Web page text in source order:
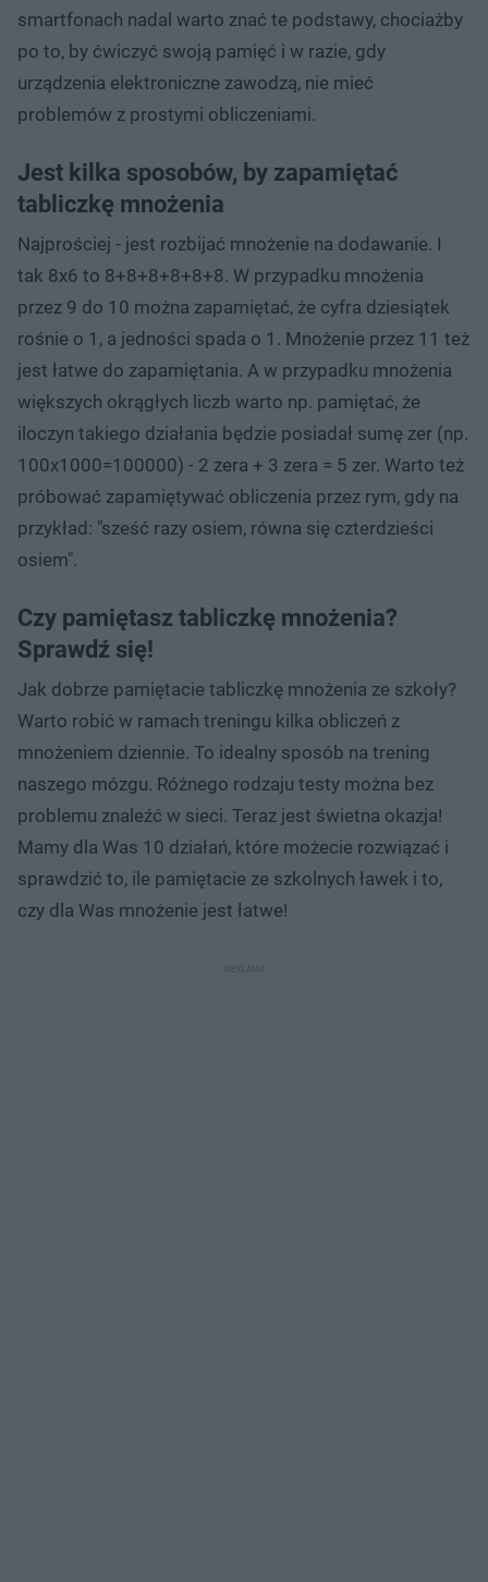
smartfonach nadal warto znać te podstawy, chociażby
po to, by ćwiczyć swoją pamięć i w razie, gdy
urządzenia elektroniczne zawodzą, nie mieć
problemów z prostymi obliczeniami.
Jest kilka sposobów, by zapamiętać
tabliczkę mnożenia
Najprościej - jest rozbijać mnożenie na dodawanie. I
tak 8x6 to 8+8+8+8+8+8. W przypadku mnożenia
przez 9 do 10 można zapamiętać, że cyfra dziesiątek
rośnie o 1, a jedności spada o 1. Mnożenie przez 11 też
jest łatwe do zapamiętania. A w przypadku mnożenia
większych okrągłych liczb warto np. pamiętać, że
iloczyn takiego działania będzie posiadał sumę zer (np.
100x1000=100000) - 2 zera + 3 zera = 5 zer. Warto też
próbować zapamiętywać obliczenia przez rym, gdy na
przykład: "sześć razy osiem, równa się czterdzieści
osiem".
Czy pamiętasz tabliczkę mnożenia?
Sprawdź się!
Jak dobrze pamiętacie tabliczkę mnożenia ze szkoły?
Warto robić w ramach treningu kilka obliczeń z
mnożeniem dziennie. To idealny sposób na trening
naszego mózgu. Różnego rodzaju testy można bez
problemu znaleźć w sieci. Teraz jest świetna okazja!
Mamy dla Was 10 działań, które możecie rozwiązać i
sprawdzić to, ile pamiętacie ze szkolnych ławek i to,
czy dla Was mnożenie jest łatwe!